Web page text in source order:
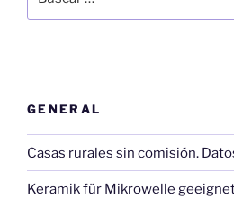
por:
GENERAL
Casas rurales sin comisión.
Keramik für Mikrowelle